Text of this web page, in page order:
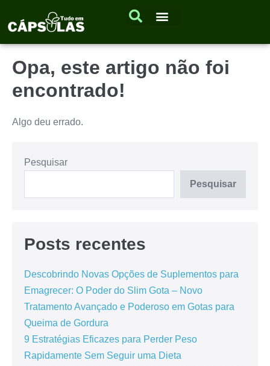
Opa, este artigo não foi
encontrado!
Algo deu errado.
Pesquisar
Pesquisar
Posts recentes
Descobrindo Novas Opções de Suplementos para
Emagrecer: O Poder do Slim Gota – Novo
Tratamento Avançado e Poderoso em Gotas para
Queima de Gordura
9 Estratégias Eficazes para Perder Peso
Rapidamente Sem Seguir uma Dieta